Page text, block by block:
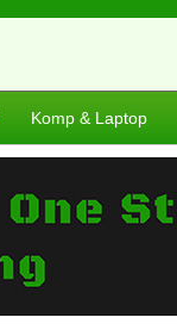
Komp & Laptop